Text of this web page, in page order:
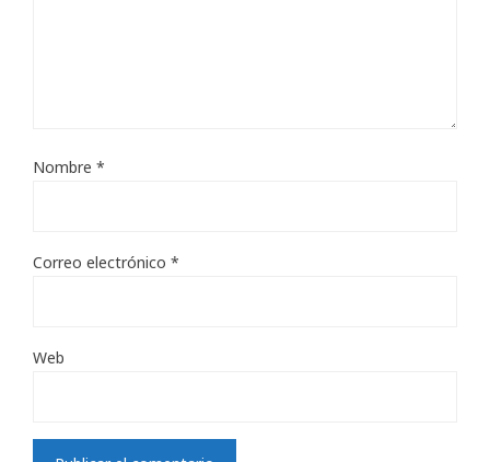
Nombre *
Correo electrónico *
Web